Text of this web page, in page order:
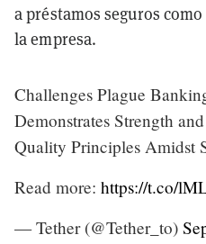
a préstamos seguros
la empresa.
Challenges Plague
Demonstrates Strength
Quality Principles Amidst
Read more: https://t.co/
— Tether (@Tether_to)